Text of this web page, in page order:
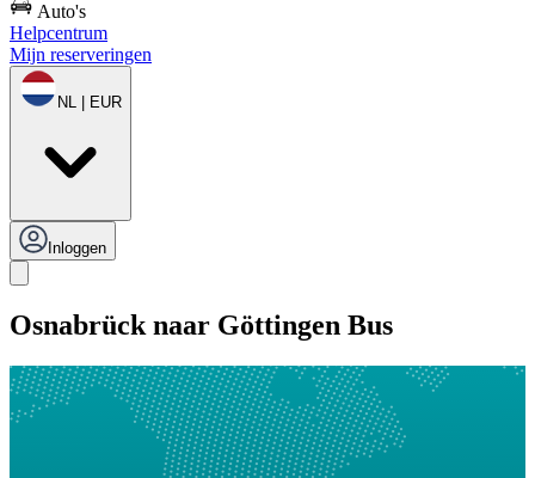
Auto's
Helpcentrum
Mijn reserveringen
NL | EUR
Inloggen
Osnabrück naar Göttingen Bus